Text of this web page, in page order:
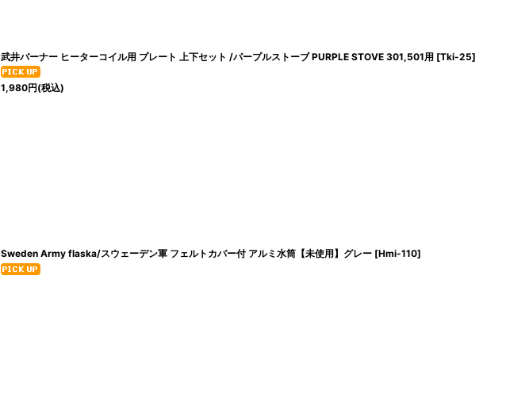
武井バーナー ヒーターコイル用 プレート 上下セット /パープルストーブ PURPLE STOVE 301,501用 [Tki-25]
1,980円(税込)
Sweden Army flaska/スウェーデン軍 フェルトカバー付 アルミ水筒【未使用】グレー [Hmi-110]